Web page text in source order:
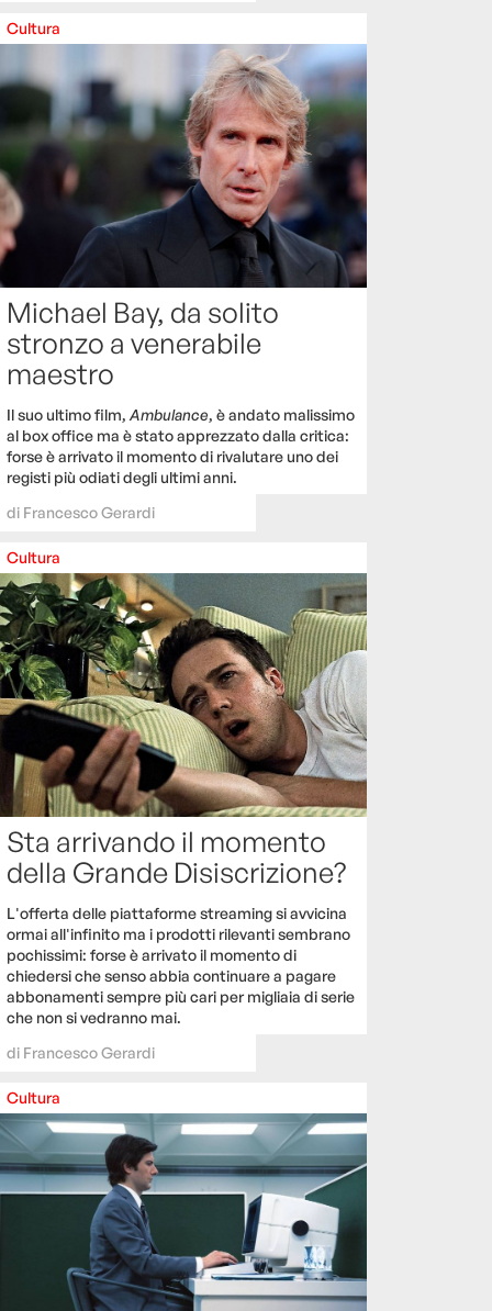
Cultura
Michael Bay, da solito
stronzo a venerabile
maestro
Il suo ultimo film, Ambulance, è andato malissimo
al box office ma è stato apprezzato dalla critica:
forse è arrivato il momento di rivalutare uno dei
registi più odiati degli ultimi anni.
di Francesco Gerardi
Cultura
Sta arrivando il momento
della Grande Disiscrizione?
L'offerta delle piattaforme streaming si avvicina
ormai all'infinito ma i prodotti rilevanti sembrano
pochissimi: forse è arrivato il momento di
chiedersi che senso abbia continuare a pagare
abbonamenti sempre più cari per migliaia di serie
che non si vedranno mai.
di Francesco Gerardi
Cultura